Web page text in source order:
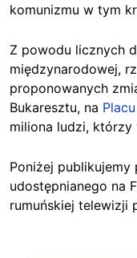
komunizmu w tym
Z powodu licznych
międzynarodowej,
proponowanych
Bukaresztu, na
miliona ludzi,
Poniżej
udostępnianego na
rumuńskiej telewizji